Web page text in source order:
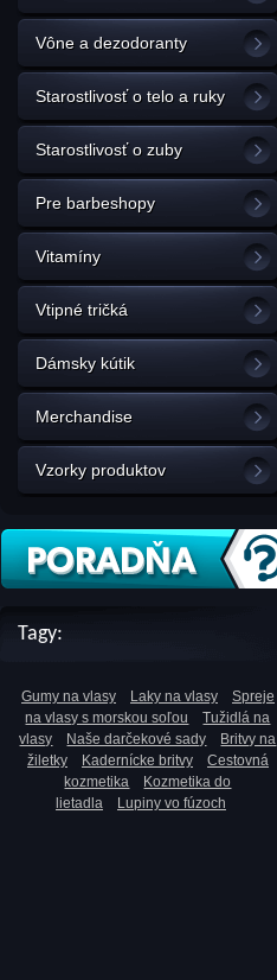
Vône a dezodoranty
Starostlivosť o telo a ruky
Starostlivosť o zuby
Pre barbeshopy
Vitamíny
Vtipné tričká
Dámsky kútik
Merchandise
Vzorky produktov
Tagy:
Gumy na vlasy Laky na vlasy
Spreje
na vlasy s morskou soľou
Tužidlá na
vlasy
Naše darčekové sady
Britvy na
žiletky
Kadernícke britvy
Cestovná
kozmetika
Kozmetika do
lietadla
Lupiny vo fúzoch